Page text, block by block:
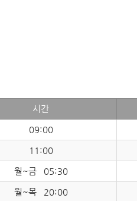
시간
09:00
11:00
월~금 05:30
월~목 20:00